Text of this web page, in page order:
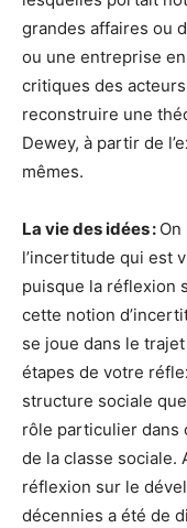
grandes affaires ou
ou une entreprise
critiques des
reconstruire une
Dewey, à partir de
mêmes.
La vie des idées :
l’incertitude qui est
puisque la réflexion
cette notion
se joue dans le
étapes de votre
structure sociale
rôle particulier dans
de la classe sociale.
réflexion sur le
décennies a été de